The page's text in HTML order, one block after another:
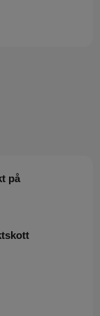
på